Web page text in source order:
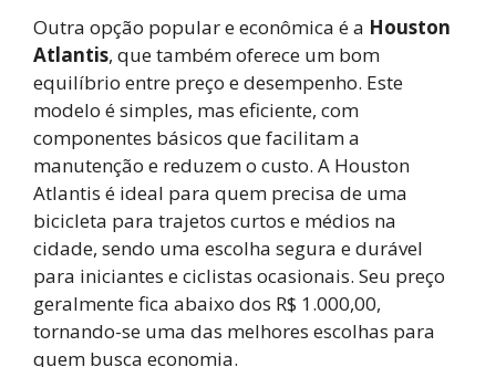
Outra opção popular e econômica é a Houston
Atlantis, que também oferece um bom
equilíbrio entre preço e desempenho. Este
modelo é simples, mas eficiente, com
componentes básicos que facilitam a
manutenção e reduzem o custo. A Houston
Atlantis é ideal para quem precisa de uma
bicicleta para trajetos curtos e médios na
cidade, sendo uma escolha segura e durável
para iniciantes e ciclistas ocasionais. Seu preço
geralmente fica abaixo dos R$ 1.000,00,
tornando-se uma das melhores escolhas para
quem busca economia.